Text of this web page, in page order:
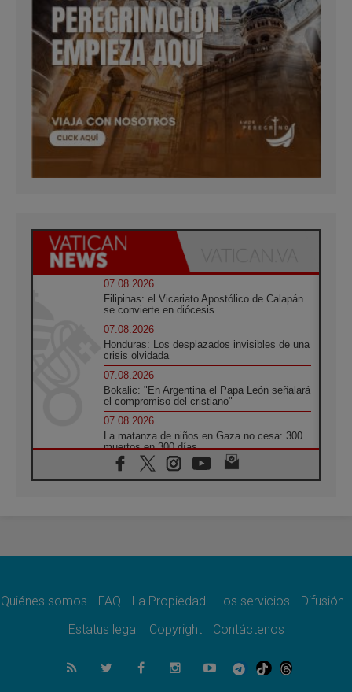
07.08.2026
Filipinas: el Vicariato Apostólico de Calapán
se convierte en diócesis
07.08.2026
Honduras: Los desplazados invisibles de una
crisis olvidada
07.08.2026
Bokalic: "En Argentina el Papa León señalará
el compromiso del cristiano"
07.08.2026
La matanza de niños en Gaza no cesa: 300
muertos en 300 días
07.08.2026
Tagle: La guerra desfigura el mundo, solo la
como misión al servicio del Evangelio
SIGNIS 2026, dar voz a las religiosas en el
07.08.2026
Lanzan un proyecto de empoderamiento
Quiénes somos FAQ La Propiedad Los servicios
Difusión
Estatus legal
Copyright Contáctenos